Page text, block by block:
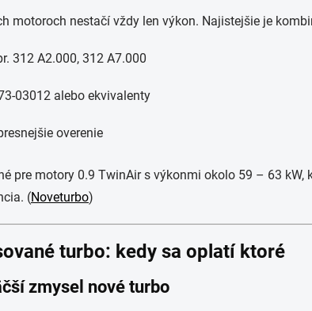
motoroch nestačí vždy len výkon. Najistejšie je
312 A2.000, 312 A7.000
03012 alebo ekvivalenty
overenie
pre motory 0.9 TwinAir s výkonmi okolo 59 – 63 kW,
(Noveturbo)
turbo: kedy sa oplatí ktoré
zmysel nové turbo